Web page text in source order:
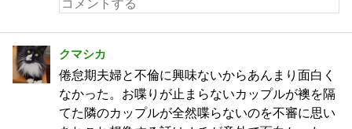
クマシカ
倦怠期夫婦と不倫に興味ないからあんまり面白く
なかった。お喋りが止まらないカップルが襖を隔
てた隣のカップルが全然喋らないのを不審に思い